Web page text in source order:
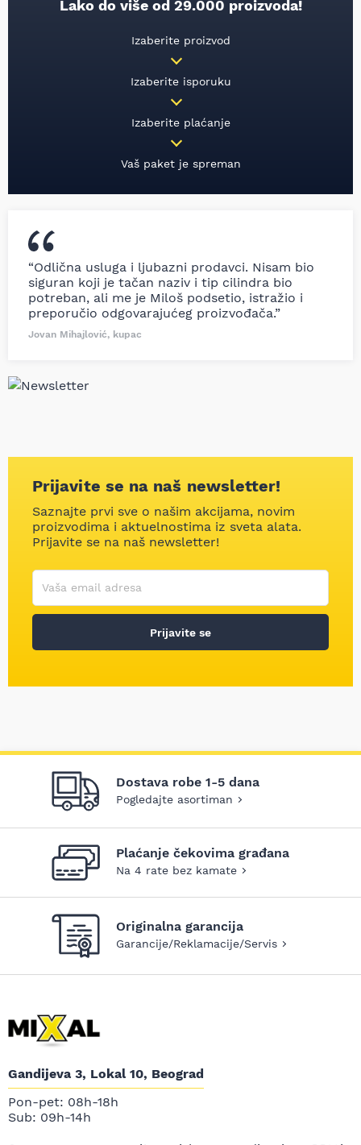
Lako do više od 29.000 proizvoda!
Izaberite proizvod
Izaberite isporuku
Izaberite plaćanje
Vaš paket je spreman
“Odlična usluga i ljubazni prodavci. Nisam bio
siguran koji je tačan naziv i tip cilindra bio
potreban, ali me je Miloš podsetio, istražio i
preporučio odgovarajućeg proizvođača.”
Jovan Mihajlović, kupac
Prijavite se na naš newsletter!
Saznajte prvi sve o našim akcijama, novim
proizvodima i aktuelnostima iz sveta alata.
Prijavite se na naš newsletter!
Korisničko ime
Vaša email adresa
Prijavite se
Dostava robe 1-5 dana
Pogledajte asortiman
Plaćanje čekovima građana
Na 4 rate bez kamate
Originalna garancija
Garancije/Reklamacije/Servis
Gandijeva 3, Lokal 10, Beograd
Pon-pet: 08h-18h
Sub: 09h-14h